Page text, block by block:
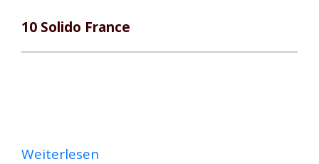
10 Solido France
Weiterlesen